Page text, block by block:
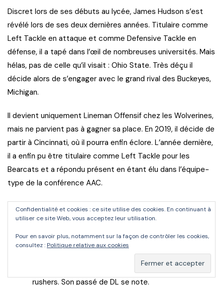
Discret lors de ses débuts au lycée, James Hudson s’est
révélé lors de ses deux dernières années. Titulaire comme
Left Tackle en attaque et comme Defensive Tackle en
défense, il a tapé dans l’œil de nombreuses universités. Mais
hélas, pas de celle qu’il visait : Ohio State. Très déçu il
décide alors de s’engager avec le grand rival des Buckeyes,
Michigan.
Il devient uniquement Lineman Offensif chez les Wolverines,
mais ne parvient pas à gagner sa place. En 2019, il décide de
partir à Cincinnati, où il pourra enfin éclore. L’année dernière,
il a enfin pu être titulaire comme Left Tackle pour les
Bearcats et a répondu présent en étant élu dans l’équipe-
type de la conférence AAC.
Points positifs
Tackle Offensif de NFL.
rapidement et s’adapter aux mouvements des pass-
rushers. Son passé de DL se note.
Confidentialité et cookies : ce site utilise des cookies. En continuant à
utiliser ce site Web, vous acceptez leur utilisation.
Pour en savoir plus, notamment sur la façon de contrôler les cookies,
consultez : Politique relative aux cookies